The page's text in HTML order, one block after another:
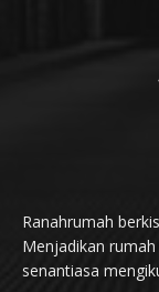
Ranahrumah
Menjadikan
senantiasa